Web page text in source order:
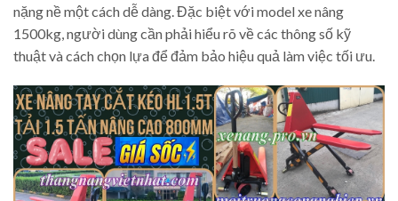
nặng nề một cách dễ dàng. Đặc biệt với model xe nâng
1500kg, người dùng cần phải hiểu rõ về các thông số kỹ
thuật và cách chọn lựa để đảm bảo hiệu quả làm việc tối ưu.